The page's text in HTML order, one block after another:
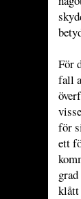
För
fall
för
ett
klått